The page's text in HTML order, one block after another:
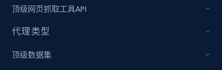
Rating, Reviews count, Initial price, Discount,
and more.
顶级网页抓取工具API
代理类型
顶级数据集